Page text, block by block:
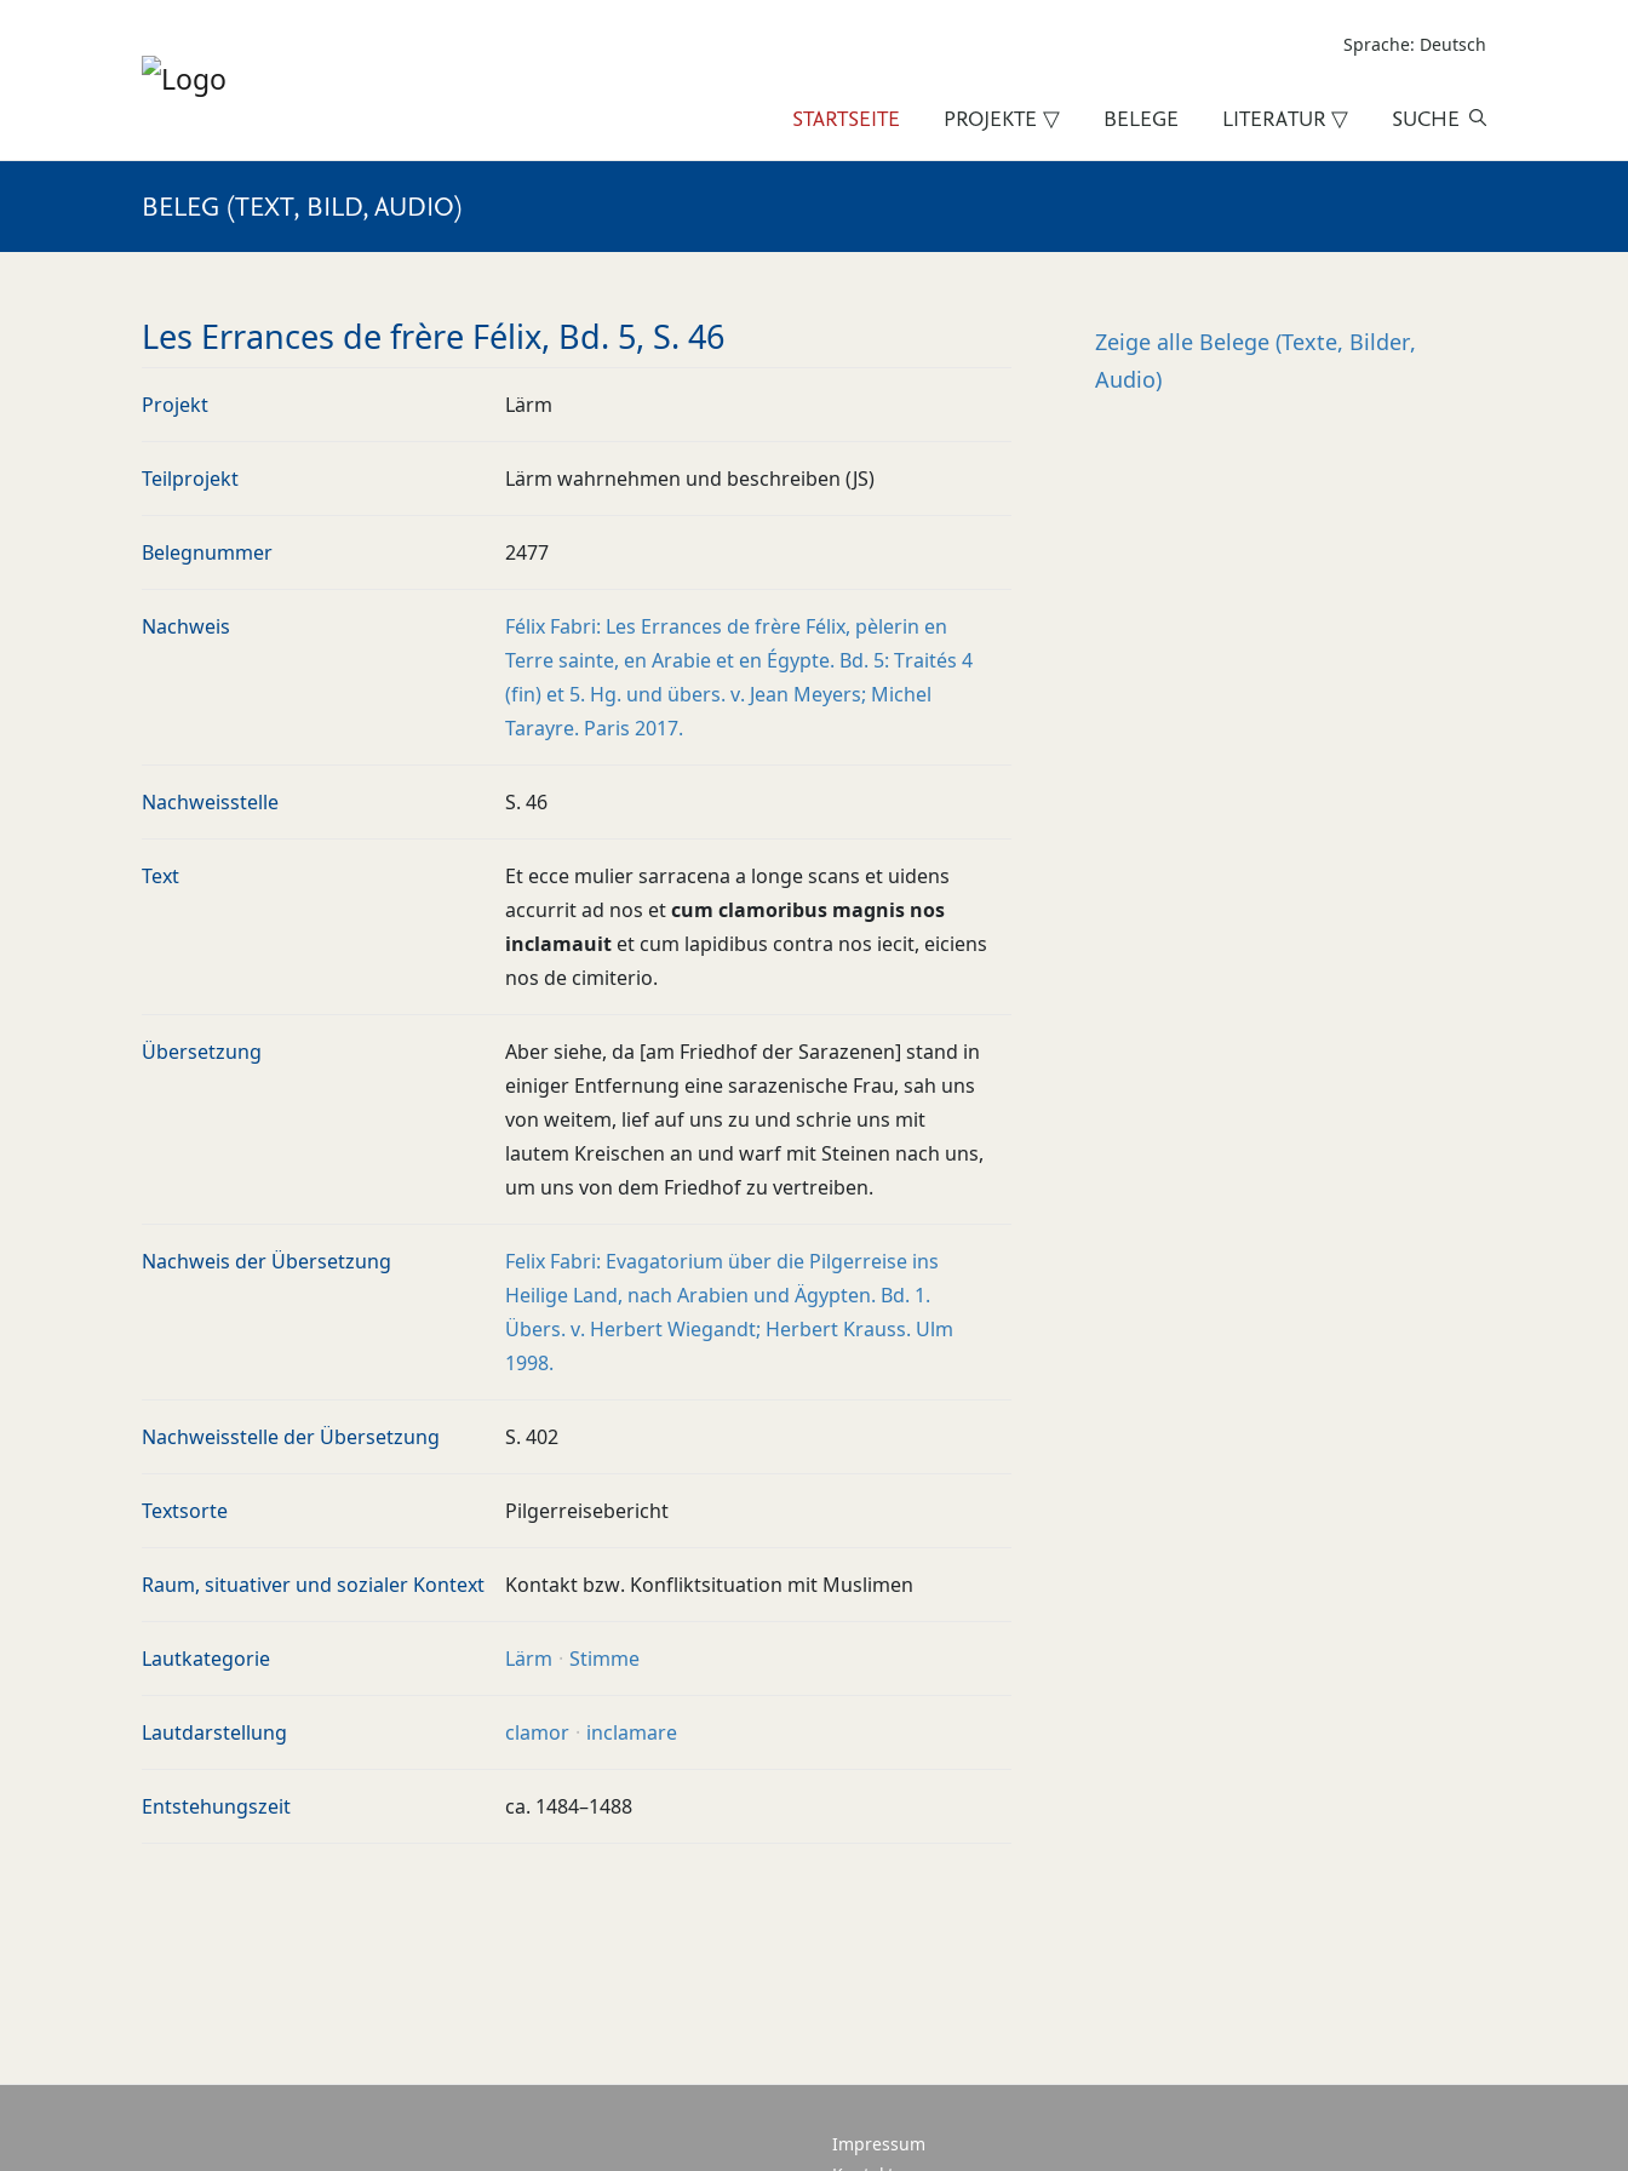
Sprache: Deutsch
STARTSEITE PROJEKTE ▽ BELEGE LITERATUR ▽ SUCHE
BELEG (TEXT, BILD, AUDIO)
Les Errances de frère Félix, Bd. 5, S. 46
Projekt Lärm
Teilprojekt Lärm wahrnehmen und beschreiben (JS)
Belegnummer 2477
Nachweis
Félix Fabri: Les Errances de frère Félix, pèlerin en
Terre sainte, en Arabie et en Égypte. Bd. 5: Traités 4
(fin) et 5. Hg. und übers. v. Jean Meyers; Michel
Tarayre. Paris 2017.
Nachweisstelle S. 46
Text
Et ecce mulier sarracena a longe scans et uidens
accurrit ad nos etcum clamoribus magnis nos
inclamauit et cum lapidibus contra nos iecit, eiciens
nos de cimiterio.
Übersetzung
Aber siehe, da [am Friedhof der Sarazenen] stand in
einiger Entfernung eine sarazenische Frau, sah uns
von weitem, lief auf uns zu und schrie uns mit
lautem Kreischen an und warf mit Steinen nach uns,
um uns von dem Friedhof zu vertreiben.
Nachweis der Übersetzung
Felix Fabri: Evagatorium über die Pilgerreise ins
Heilige Land, nach Arabien und Ägypten. Bd. 1.
Übers. v. Herbert Wiegandt; Herbert Krauss. Ulm
1998.
Nachweisstelle der Übersetzung S. 402
Textsorte Pilgerreisebericht
Raum, situativer und sozialer Kontext Kontakt bzw. Konfliktsituation mit Muslimen
Lautkategorie Lärm Stimme
Lautdarstellung clamor inclamare
Entstehungszeit ca. 1484–1488
Zeige alle Belege (Texte, Bilder,
Audio)
Impressum